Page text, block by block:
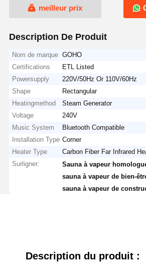
meilleur prix
Description De Produit
Nom de marque GOHO
Certifications
ETL Listed
Powersupply
220V/50Hz Or 110V/60Hz
Shape
Rectangular
Heatingmethod
Steam Generator
Voltage
240V
Music System
Bluetooth Compatible
Installation Type Corner
Heater Type
Carbon Fiber Far Infrared
Surligner:
Sauna à vapeur
sauna à vapeur de bien-
sauna à vapeur de
Description du produit :